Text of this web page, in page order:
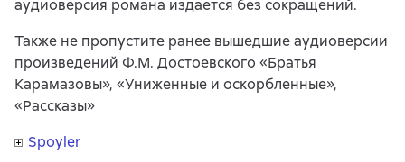
аудиоверсия романа издается без сокращений.
Также не пропустите ранее вышедшие аудиоверсии
произведений Ф.М. Достоевского «Братья
Карамазовы», «Униженные и оскорбленные»,
«Рассказы»
Spoyler